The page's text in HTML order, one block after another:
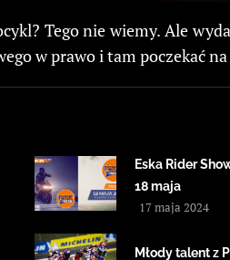
Tego nie wiemy. Ale
w prawo i tam poczekać
Eska Rider
18 maja
17 maja 2024
Młody talent z